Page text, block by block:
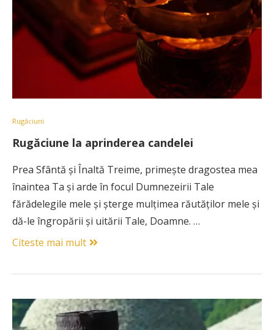
Rugăciuni
Rugăciune la aprinderea candelei
Prea Sfântă şi Înaltă Treime, primeşte dragostea mea
înaintea Ta şi arde în focul Dumnezeirii Tale
fărădelegile mele şi şterge mulţimea răutăţilor mele şi
dă-le îngropării şi uitării Tale, Doamne. …
Citeste mai mult